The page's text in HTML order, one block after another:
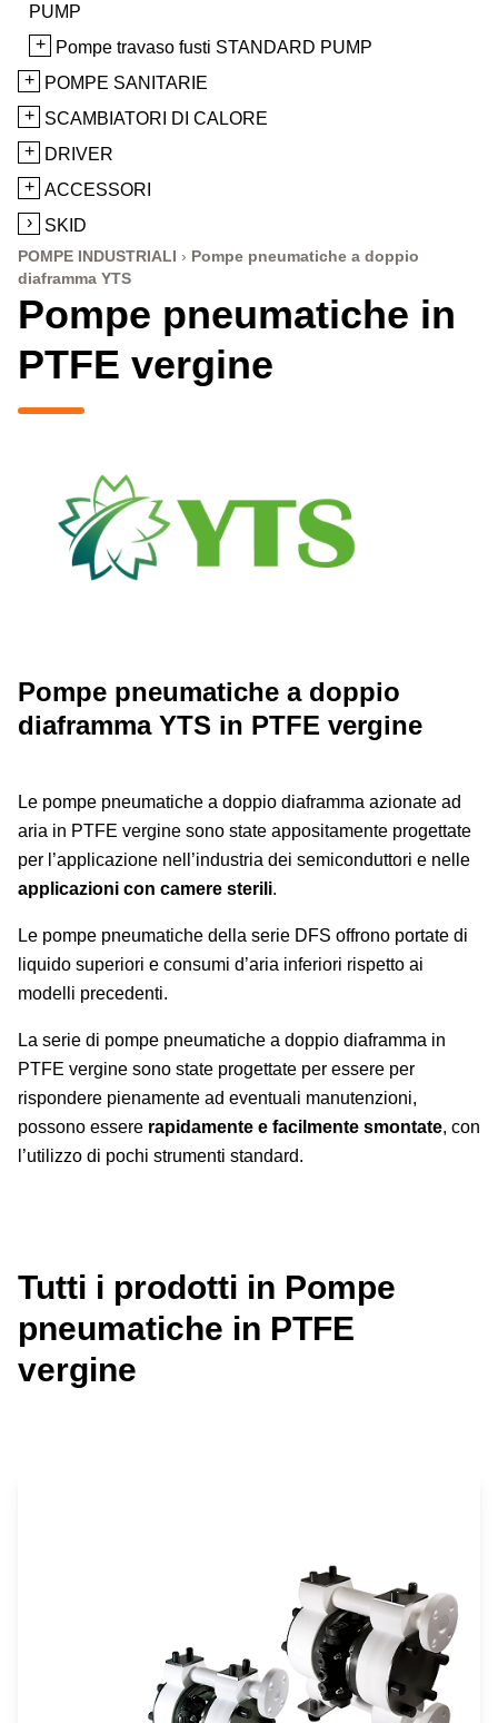
POMPE INDUSTRIALI
Pompe pneumatiche a doppio
diaframma YTS
Pompe pneumatiche in
PTFE vergine
Pompe pneumatiche a doppio
diaframma YTS in PTFE vergine
Le pompe pneumatiche a doppio diaframma azionate ad
aria in PTFE vergine sono state appositamente progettate
per l’applicazione nell’industria dei semiconduttori e nelle
applicazioni con camere sterili.
Le pompe pneumatiche della serie DFS offrono portate di
liquido superiori e consumi d’aria inferiori rispetto ai
modelli precedenti.
La serie di pompe pneumatiche a doppio diaframma in
PTFE vergine sono state progettate per essere per
rispondere pienamente ad eventuali manutenzioni,
possono essere rapidamente e facilmente smontate, con
l’utilizzo di pochi strumenti standard.
Tutti i prodotti in Pompe
pneumatiche in PTFE
vergine
PUMP
Pompe travaso fusti STANDARD PUMP
POMPE SANITARIE
SCAMBIATORI DI CALORE
DRIVER
ACCESSORI
SKID